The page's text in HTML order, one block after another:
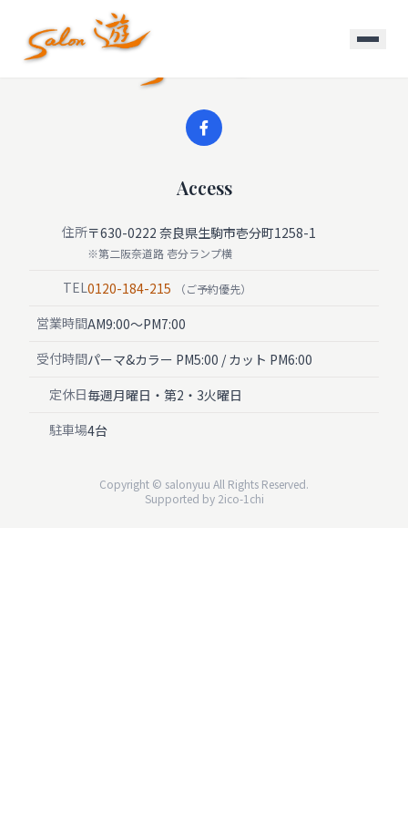
Access
住所〒630-0222 奈良県生駒市壱分町1258-1
※第二阪奈道路 壱分ランプ横
TEL0120-184-215 （ご予約優先）
営業時間AM9:00〜PM7:00
受付時間パーマ&カラー PM5:00 / カット PM6:00
定休日毎週月曜日・第2・3火曜日
駐車場4台
Copyright © salonyuu All Rights Reserved.
Supported by 2ico-1chi